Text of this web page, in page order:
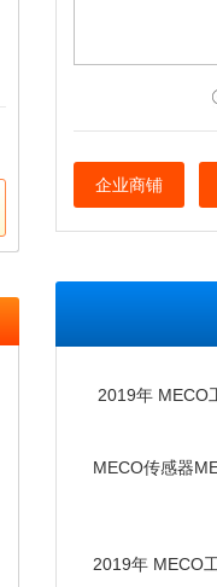
企业商铺
2019年 MECO
MECO传感器
2019年 MECO